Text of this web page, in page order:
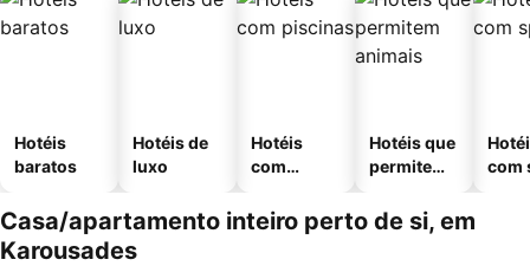
Hotéis
baratos
Hotéis de
luxo
Hotéis
com
Hotéis que
permitem
com
Casa/apartamento inteiro perto de si, em
Karousades